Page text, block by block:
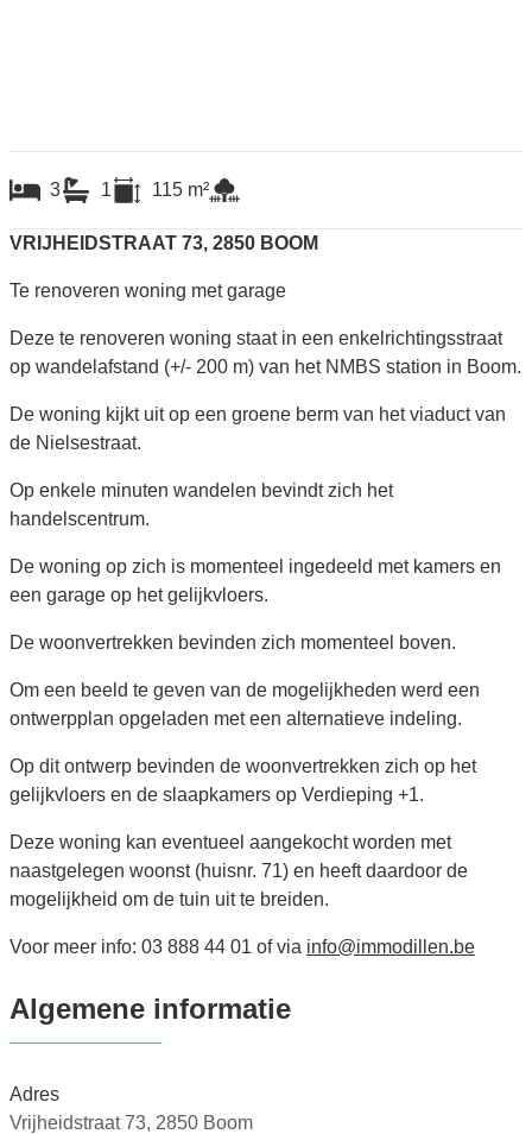
3 1 115 m²
VRIJHEIDSTRAAT 73, 2850 BOOM
Te renoveren woning met garage
Deze te renoveren woning staat in een enkelrichtingsstraat
op wandelafstand (+/- 200 m) van het NMBS station in Boom.
De woning kijkt uit op een groene berm van het viaduct van
de Nielsestraat.
Op enkele minuten wandelen bevindt zich het
handelscentrum.
De woning op zich is momenteel ingedeeld met kamers en
een garage op het gelijkvloers.
De woonvertrekken bevinden zich momenteel boven.
Om een beeld te geven van de mogelijkheden werd een
ontwerpplan opgeladen met een alternatieve indeling.
Op dit ontwerp bevinden de woonvertrekken zich op het
gelijkvloers en de slaapkamers op Verdieping +1.
Deze woning kan eventueel aangekocht worden met
naastgelegen woonst (huisnr. 71) en heeft daardoor de
mogelijkheid om de tuin uit te breiden.
Voor meer info: 03 888 44 01 of via info@immodillen.be
Algemene informatie
Adres
Vrijheidstraat 73, 2850 Boom